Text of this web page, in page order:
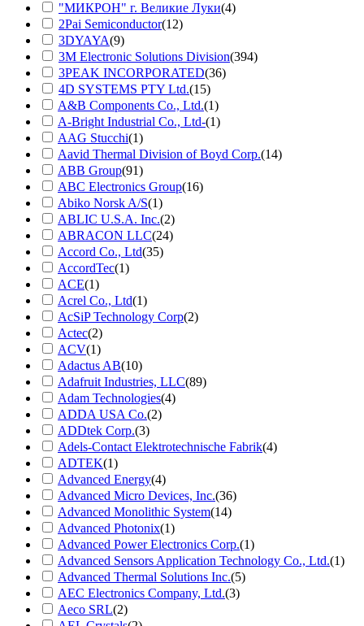
"МИКРОН" г. Великие Луки(4)
2Pai Semiconductor(12)
3DYAYA(9)
3M Electronic Solutions Division(394)
3PEAK INCORPORATED(36)
4D SYSTEMS PTY Ltd.(15)
A&B Components Co., Ltd.(1)
A-Bright Industrial Co., Ltd-(1)
AAG Stucchi(1)
Aavid Thermal Division of Boyd Corp.(14)
ABB Group(91)
ABC Electronics Group(16)
Abiko Norsk A/S(1)
ABLIC U.S.A. Inc.(2)
ABRACON LLC(24)
Accord Co., Ltd(35)
AccordTec(1)
ACE(1)
Acrel Co., Ltd(1)
AcSiP Technology Corp(2)
Actec(2)
ACV(1)
Adactus AB(10)
Adafruit Industries, LLC(89)
Adam Technologies(4)
ADDA USA Co.(2)
ADDtek Corp.(3)
Adels-Contact Elektrotechnische Fabrik(4)
ADTEK(1)
Advanced Energy(4)
Advanced Micro Devices, Inc.(36)
Advanced Monolithic System(14)
Advanced Photonix(1)
Advanced Power Electronics Corp.(1)
Advanced Sensors Application Technology Co., Ltd.(1)
Advanced Thermal Solutions Inc.(5)
AEC Electronics Company, Ltd.(3)
Aeco SRL(2)